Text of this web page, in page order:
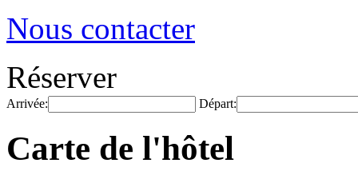
Nous contacter
Réserver
Arrivée: Départ:
Carte de l'hôtel